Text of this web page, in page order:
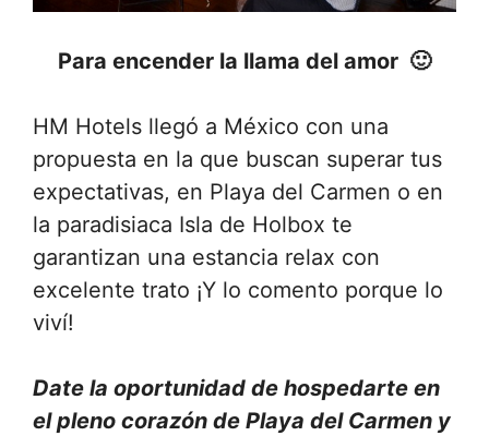
Para encender la llama del amor 🙂
HM Hotels llegó a México con una
propuesta en la que buscan superar tus
expectativas, en Playa del Carmen o en
la paradisiaca Isla de Holbox te
garantizan una estancia relax con
excelente trato ¡Y lo comento porque lo
viví!
Date la oportunidad de hospedarte en
el pleno corazón de Playa del Carmen y